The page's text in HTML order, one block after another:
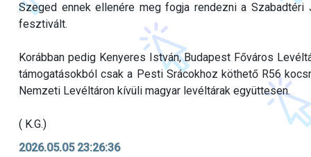
Szeged ennek ellenére meg fogja rendezni a
fesztivált.
Korábban pedig Kenyeres István, Budapest Főváros
támogatásokból csak a Pesti Srácokhoz köthető R56
Nemzeti Levéltáron kívüli magyar levéltárak együttesen.
( K.G.)
2026.05.05 23:26:36